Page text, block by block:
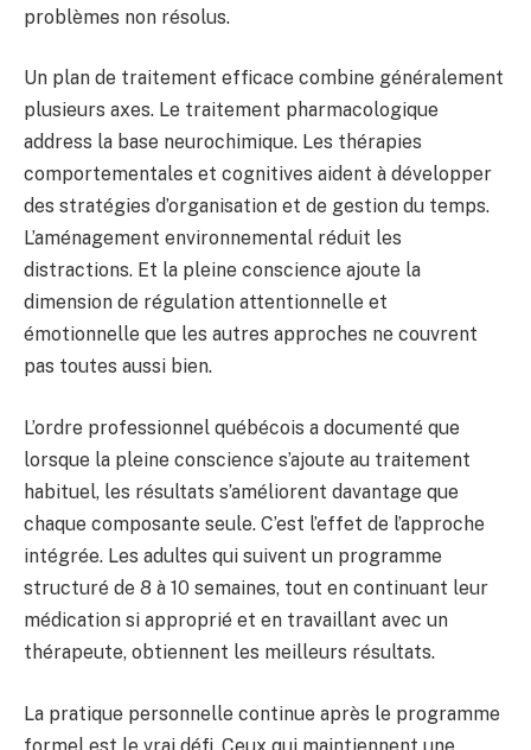
problèmes non résolus.
Un plan de traitement efficace combine généralement
plusieurs axes. Le traitement pharmacologique
address la base neurochimique. Les thérapies
comportementales et cognitives aident à développer
des stratégies d’organisation et de gestion du temps.
L’aménagement environnemental réduit les
distractions. Et la pleine conscience ajoute la
dimension de régulation attentionnelle et
émotionnelle que les autres approches ne couvrent
pas toutes aussi bien.
L’ordre professionnel québécois a documenté que
lorsque la pleine conscience s’ajoute au traitement
habituel, les résultats s’améliorent davantage que
chaque composante seule. C’est l’effet de l’approche
intégrée. Les adultes qui suivent un programme
structuré de 8 à 10 semaines, tout en continuant leur
médication si approprié et en travaillant avec un
thérapeute, obtiennent les meilleurs résultats.
La pratique personnelle continue après le programme
formel est le vrai défi. Ceux qui maintiennent une